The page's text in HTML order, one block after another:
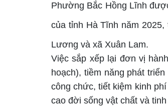
Phường Bắc Hồng Lĩnh
của tỉnh Hà Tĩnh năm 2025,
Lương và xã Xuân Lam.
Việc sắp xếp lại đơn vị
hoạch), tiềm năng phát
công chức, tiết kiệm kinh
cao đời sống vật chất và